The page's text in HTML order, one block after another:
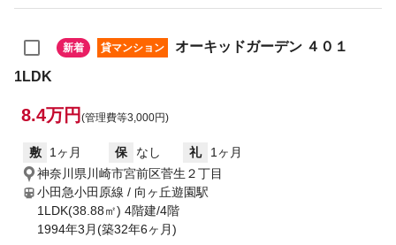
新着 貸マンション
オーキッドガーデン ４０１
1LDK
8.4万円 (管理費等3,000円)
敷 1ヶ月 保 なし 礼
1ヶ月
神奈川県川崎市宮前区菅生２丁目
小田急小田原線 / 向ヶ丘遊園駅
1LDK(38.88㎡) 4階建/4階
1994年3月(築32年6ヶ月)